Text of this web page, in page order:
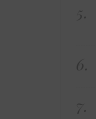
5.
6.
7.